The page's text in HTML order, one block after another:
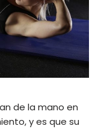
de la mano en
y es que su